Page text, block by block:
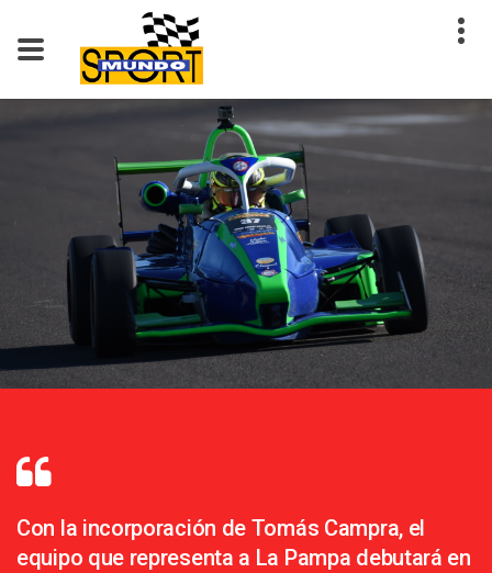
Con la incorporación de Tomás Campra, el
equipo que representa a La Pampa debutará en